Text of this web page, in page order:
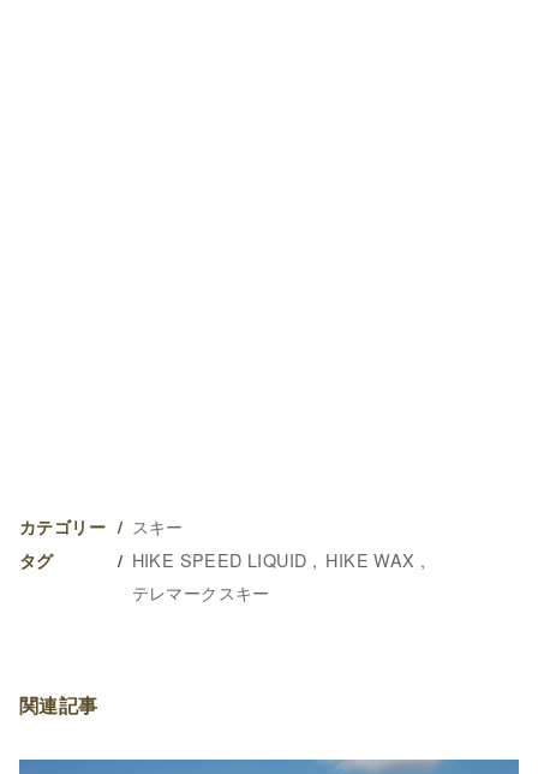
カテゴリー スキー
タグ HIKE SPEED LIQUID
HIKE WAX
テレマークスキー
関連記事